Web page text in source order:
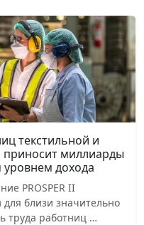
текстильной и
миллиарды
дохода
PROSPER II
для близи значительно
труда работниц …